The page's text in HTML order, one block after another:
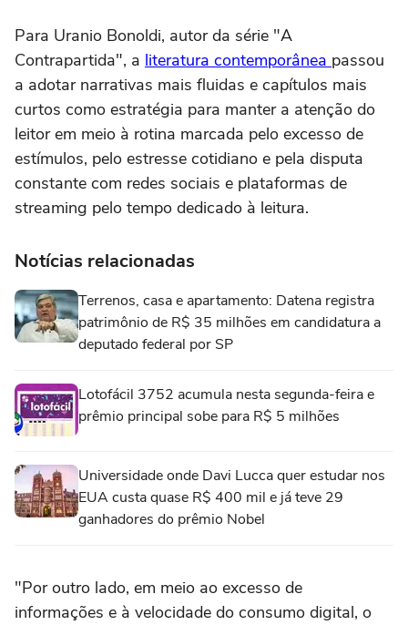
Para Uranio Bonoldi, autor da série "A
Contrapartida", a literatura contemporânea passou
a adotar narrativas mais fluidas e capítulos mais
curtos como estratégia para manter a atenção do
leitor em meio à rotina marcada pelo excesso de
estímulos, pelo estresse cotidiano e pela disputa
constante com redes sociais e plataformas de
streaming pelo tempo dedicado à leitura.
Notícias relacionadas
Terrenos, casa e apartamento: Datena registra
patrimônio de R$ 35 milhões em candidatura a
deputado federal por SP
Lotofácil 3752 acumula nesta segunda-feira e
prêmio principal sobe para R$ 5 milhões
Universidade onde Davi Lucca quer estudar nos
EUA custa quase R$ 400 mil e já teve 29
ganhadores do prêmio Nobel
"Por outro lado, em meio ao excesso de
informações e à velocidade do consumo digital, o